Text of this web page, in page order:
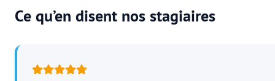
Ce qu’en disent nos stagiaires